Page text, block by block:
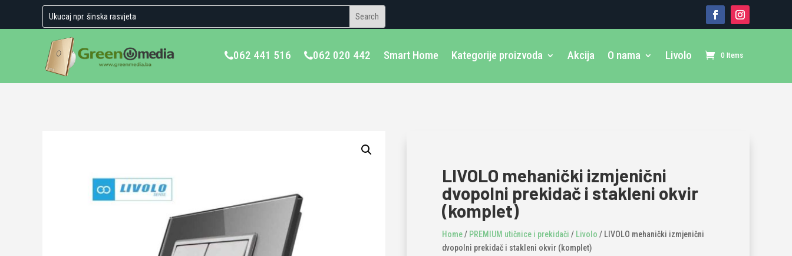
062 441 516 062 020 442 Smart Home Kategorije proizvoda Akcija O nama Livolo 0 Items
LIVOLO mehanički izmjenični
dvopolni prekidač i stakleni okvir
(komplet)
Home/ PREMIUM utičnice i prekidači / Livolo / LIVOLO mehanički izmjenični
dvopolni prekidač i stakleni okvir (komplet)